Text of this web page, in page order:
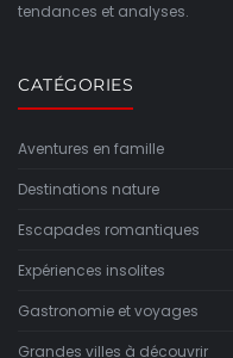
tendances et analyses.
CATÉGORIES
Aventures en famille
Destinations nature
Escapades romantiques
Expériences insolites
Gastronomie et voyages
Grandes villes à découvrir